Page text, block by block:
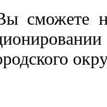
сможете